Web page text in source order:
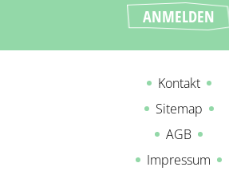
Kontakt
Sitemap
AGB
Impressum